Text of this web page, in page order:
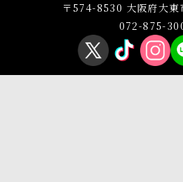
〒574-8530 大阪府大東
072-875-